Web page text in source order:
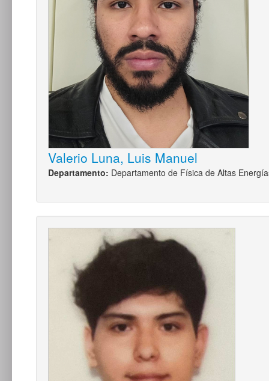
Valerio Luna, Luis Manuel
Departamento: Departamento de Física de Altas